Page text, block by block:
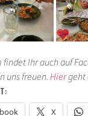
findet Ihr auch auf
uns freuen.Hiergeht
X